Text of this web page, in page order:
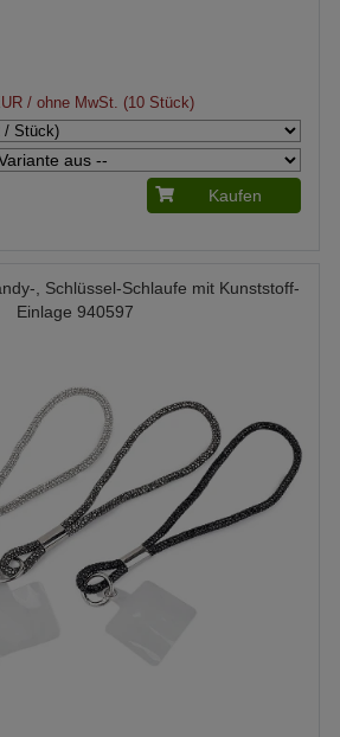
/ ohne MwSt. (10 Stück)
Kaufen
, Schlüssel-Schlaufe mit Kunststoff-
Einlage 940597